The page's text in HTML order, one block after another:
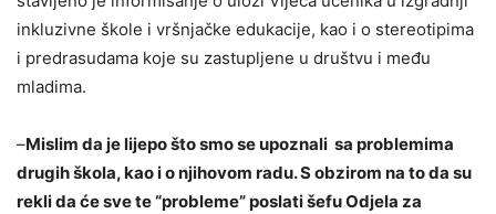
inkluzivne škole i vršnjačke edukacije, kao i o stereotipima
i predrasudama koje su zastupljene u društvu i među
mladima.
–Mislim da je lijepo što smo se upoznali sa problemima
drugih škola, kao i o njihovom radu. S obzirom na to da su
rekli da će sve te “probleme” poslati šefu Odjela za